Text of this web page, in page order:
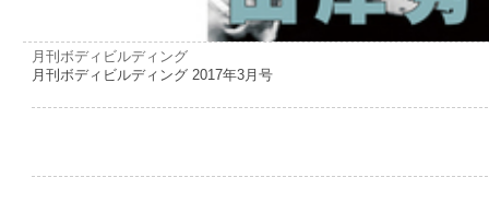
月刊ボディビルディング
月刊ボディビルディング 2017年3月号